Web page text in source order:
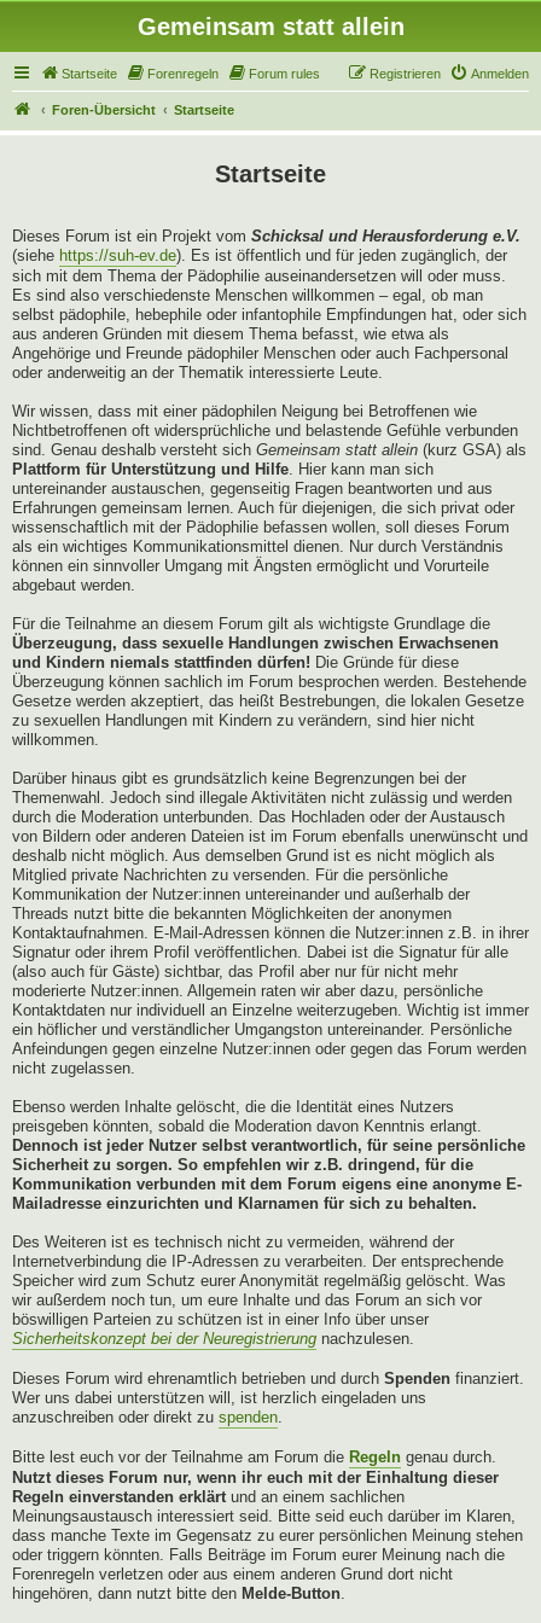
Gemeinsam statt allein
Startseite Forenregeln Forum rules Anmelden
Registrieren
Foren-Übersicht Startseite
Startseite
Dieses Forum ist ein Projekt vom Schicksal und Herausforderung e.V.
(siehe https://suh-ev.de). Es ist öffentlich und für jeden zugänglich, der
sich mit dem Thema der Pädophilie auseinandersetzen will oder muss.
Es sind also verschiedenste Menschen willkommen – egal, ob man
selbst pädophile, hebephile oder infantophile Empfindungen hat, oder sich
aus anderen Gründen mit diesem Thema befasst, wie etwa als
Angehörige und Freunde pädophiler Menschen oder auch Fachpersonal
oder anderweitig an der Thematik interessierte Leute.
Wir wissen, dass mit einer pädophilen Neigung bei Betroffenen wie
Nichtbetroffenen oft widersprüchliche und belastende Gefühle verbunden
sind. Genau deshalb versteht sich Gemeinsam statt allein (kurz GSA) als
Plattform für Unterstützung und Hilfe. Hier kann man sich
untereinander austauschen, gegenseitig Fragen beantworten und aus
Erfahrungen gemeinsam lernen. Auch für diejenigen, die sich privat oder
wissenschaftlich mit der Pädophilie befassen wollen, soll dieses Forum
als ein wichtiges Kommunikationsmittel dienen. Nur durch Verständnis
können ein sinnvoller Umgang mit Ängsten ermöglicht und Vorurteile
abgebaut werden.
Für die Teilnahme an diesem Forum gilt als wichtigste Grundlage die
Überzeugung, dass sexuelle Handlungen zwischen Erwachsenen
und Kindern niemals stattfinden dürfen! Die Gründe für diese
Überzeugung können sachlich im Forum besprochen werden. Bestehende
Gesetze werden akzeptiert, das heißt Bestrebungen, die lokalen Gesetze
zu sexuellen Handlungen mit Kindern zu verändern, sind hier nicht
willkommen.
Darüber hinaus gibt es grundsätzlich keine Begrenzungen bei der
Themenwahl. Jedoch sind illegale Aktivitäten nicht zulässig und werden
durch die Moderation unterbunden. Das Hochladen oder der Austausch
von Bildern oder anderen Dateien ist im Forum ebenfalls unerwünscht und
deshalb nicht möglich. Aus demselben Grund ist es nicht möglich als
Mitglied private Nachrichten zu versenden. Für die persönliche
Kommunikation der Nutzer:innen untereinander und außerhalb der
Threads nutzt bitte die bekannten Möglichkeiten der anonymen
Kontaktaufnahmen. E-Mail-Adressen können die Nutzer:innen z.B. in ihrer
Signatur oder ihrem Profil veröffentlichen. Dabei ist die Signatur für alle
(also auch für Gäste) sichtbar, das Profil aber nur für nicht mehr
moderierte Nutzer:innen. Allgemein raten wir aber dazu, persönliche
Kontaktdaten nur individuell an Einzelne weiterzugeben. Wichtig ist immer
ein höflicher und verständlicher Umgangston untereinander. Persönliche
Anfeindungen gegen einzelne Nutzer:innen oder gegen das Forum werden
nicht zugelassen.
Ebenso werden Inhalte gelöscht, die die Identität eines Nutzers
preisgeben könnten, sobald die Moderation davon Kenntnis erlangt.
Dennoch ist jeder Nutzer selbst verantwortlich, für seine persönliche
Sicherheit zu sorgen. So empfehlen wir z.B. dringend, für die
Kommunikation verbunden mit dem Forum eigens eine anonyme E-
Mailadresse einzurichten und Klarnamen für sich zu behalten.
Des Weiteren ist es technisch nicht zu vermeiden, während der
Internetverbindung die IP-Adressen zu verarbeiten. Der entsprechende
Speicher wird zum Schutz eurer Anonymität regelmäßig gelöscht. Was
wir außerdem noch tun, um eure Inhalte und das Forum an sich vor
böswilligen Parteien zu schützen ist in einer Info über unser
Sicherheitskonzept bei der Neuregistrierung nachzulesen.
Dieses Forum wird ehrenamtlich betrieben und durch Spenden finanziert.
Wer uns dabei unterstützen will, ist herzlich eingeladen uns
anzuschreiben oder direkt zu spenden.
Bitte lest euch vor der Teilnahme am Forum die Regeln genau durch.
Nutzt dieses Forum nur, wenn ihr euch mit der Einhaltung dieser
Regeln einverstanden erklärtund an einem sachlichen
Meinungsaustausch interessiert seid. Bitte seid euch darüber im Klaren,
dass manche Texte im Gegensatz zu eurer persönlichen Meinung stehen
oder triggern könnten. Falls Beiträge im Forum eurer Meinung nach die
Forenregeln verletzen oder aus einem anderen Grund dort nicht
hingehören, dann nutzt bitte den Melde-Button.